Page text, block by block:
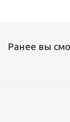
Ранее вы